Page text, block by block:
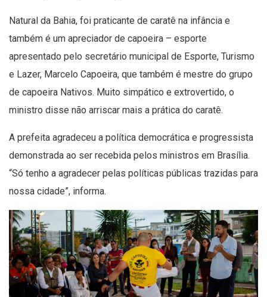
Natural da Bahia, foi praticante de caratê na infância e
também é um apreciador de capoeira – esporte
apresentado pelo secretário municipal de Esporte, Turismo
e Lazer, Marcelo Capoeira, que também é mestre do grupo
de capoeira Nativos. Muito simpático e extrovertido, o
ministro disse não arriscar mais a prática do caratê.
A prefeita agradeceu a política democrática e progressista
demonstrada ao ser recebida pelos ministros em Brasília.
“Só tenho a agradecer pelas políticas públicas trazidas para
nossa cidade”, informa.